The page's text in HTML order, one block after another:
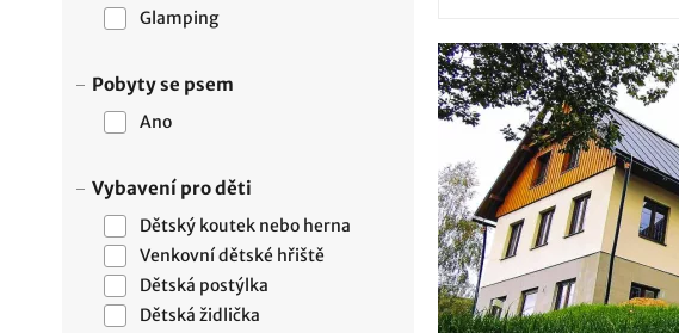
Glamping
Pobyty se psem
Ano
Vybavení pro děti
Dětský koutek nebo herna
Venkovní dětské hřiště
Dětská postýlka
Dětská židlička